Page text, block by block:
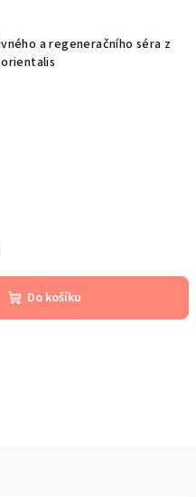
a regeneračního séra z
Do košíku